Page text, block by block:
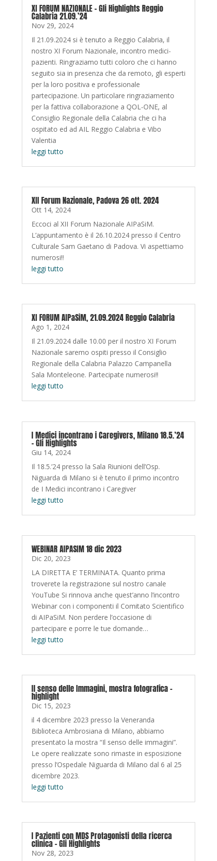
XI FORUM NAZIONALE – Gli Highlights Reggio
Calabria 21.09.’24
Nov 29, 2024
Il 21.09.2024 si è tenuto a Reggio Calabria, il
nostro XI Forum Nazionale, incontro medici-
pazienti. Ringraziamo tutti coloro che ci hanno
seguito sia in presenza che da remoto, gli esperti
per la loro positiva e professionale
partecipazione. Un particolare ringraziamento
per la fattiva collaborazione a QOL-ONE, al
Consiglio Regionale della Calabria che ci ha
ospitato ed ad AIL Reggio Calabria e Vibo
Valentia
leggi tutto
XII Forum Nazionale, Padova 26 ott. 2024
Ott 14, 2024
Eccoci al XII Forum Nazionale AIPaSiM.
L’appuntamento è il 26.10.2024 presso il Centro
Culturale Sam Gaetano di Padova. Vi aspettiamo
numerosi!!
leggi tutto
XI FORUM AIPaSiM, 21.09.2024 Reggio Calabria
Ago 1, 2024
Il 21.09.2024 dalle 10.00 per il nostro XI Forum
Nazionale saremo ospiti presso il Consiglio
Regionale della Calabria Palazzo Campanella
Sala Monteleone. Partecipate numerosi!!
leggi tutto
I Medici incontrano i Caregivers, Milano 18.5.’24
– Gli Highlights
Giu 14, 2024
Il 18.5.’24 presso la Sala Riunioni dell’Osp.
Niguarda di Milano si è tenuto il primo incontro
de I Medici incontrano i Caregiver
leggi tutto
WEBINAR AIPASIM 18 dic 2023
Dic 20, 2023
LA DIRETTA E’ TERMINATA. Quanto prima
troverete la registrazione sul nostro canale
YouTube Si rinnova anche quest’anno l’incontro
Webinar con i componenti il Comitato Scientifico
di AIPaSiM. Non perdere l’occasione di
partecipare e porre le tue domande…
leggi tutto
Il senso delle Immagini, mostra fotografica –
highlight
Dic 15, 2023
il 4 dicembre 2023 presso la Veneranda
Biblioteca Ambrosiana di Milano, abbiamo
presentato la mostra “Il senso delle immagini”.
Le opere realizzate sono rimaste in esposizione
presso l’Ospedale Niguarda di Milano dal 6 al 25
dicembre 2023.
leggi tutto
I Pazienti con MDS Protagonisti della ricerca
clinica – Gli Highlights
Nov 28, 2023